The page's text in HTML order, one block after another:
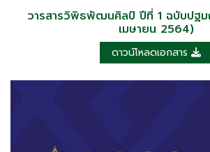
วารสารวิพิธพัฒนศิลป์ ปีที่ 1 ฉบับปฐ
เมษายน 2564)
ดาวน์โหลดเอกสาร